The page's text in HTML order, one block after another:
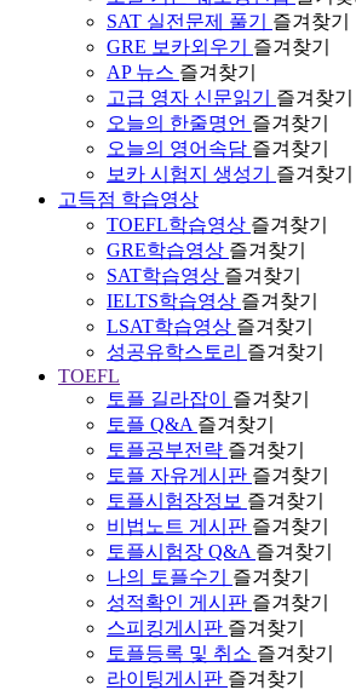
SAT 실전문제 풀기
즐겨찾기
GRE 보카외우기
즐겨찾기
AP 뉴스 즐겨찾기
고급 영자 신문읽기
즐겨찾기
오늘의 한줄명언 즐겨찾기
오늘의 영어속담 즐겨찾기
보카 시험지 생성기
즐겨찾기
고득점 학습영상
TOEFL학습영상 즐겨찾기
GRE학습영상 즐겨찾기
SAT학습영상 즐겨찾기
IELTS학습영상 즐겨찾기
LSAT학습영상 즐겨찾기
성공유학스토리 즐겨찾기
TOEFL
토플 길라잡이
즐겨찾기
토플 Q&A 즐겨찾기
토플공부전략 즐겨찾기
토플 자유게시판 즐겨찾기
토플시험장정보 즐겨찾기
비법노트 게시판 즐겨찾기
토플시험장 Q&A 즐겨찾기
나의 토플수기
즐겨찾기
성적확인 게시판 즐겨찾기
스피킹게시판 즐겨찾기
토플등록 및 취소 즐겨찾기
라이팅게시판 즐겨찾기